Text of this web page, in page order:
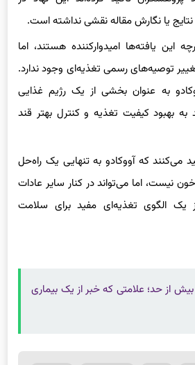
یا نگارش مقاله نقشی نداشته است.
این یافته‌ها امیدوارکننده هستند، اما
توصیه‌های رسمی تغذیه‌ای وجود ندارد.
به عنوان بخشی از یک رژیم غذایی
بهبود کیفیت تغذیه و کنترل بهتر قند
می‌کنند که آووکادو به تنهایی یک راه‌حل
نیست، اما می‌تواند در کنار سایر عادات
یک الگوی تغذیه‌ای مفید برای سلامت
از حد؛ علامتی که خبر از یک بیماری